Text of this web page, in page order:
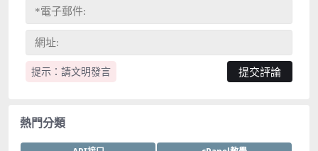
提示：請文明發言
熱門分類